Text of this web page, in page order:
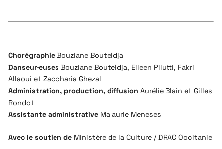
Chorégraphie Bouziane Bouteldja
Danseur·eusesBouziane Bouteldja, Eileen Pilutti, Fakri
Allaoui et Zaccharia Ghezal
Administration, production, diffusion Aurélie Blain et Gilles
Rondot
Assistante administrative Malaurie Meneses
Avec le soutien de Ministère de la Culture / DRAC Occitanie